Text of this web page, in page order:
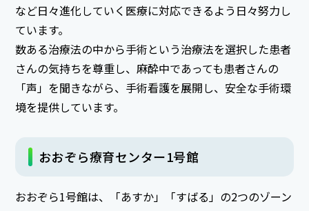
など日々進化していく医療に対応できるよう日々努力し
ています。
数ある治療法の中から手術という治療法を選択した患者
さんの気持ちを尊重し、麻酔中であっても患者さんの
「声」を聞きながら、手術看護を展開し、安全な手術環
境を提供しています。
おおぞら療育センター1号館
おおぞら1号館は、「あすか」「すばる」の2つのゾーン